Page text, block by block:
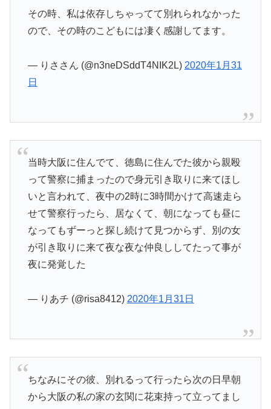
その時、私は依存しちゃってて別れられなかった
ので、その時のこどもには凄く感謝してます。
— りささん (@n3neDSddT4NIK2L) 2020年1月31
日
当時大阪に住んでて、徳島に住んでた彼から親殴
って警察に捕まったので身元引き取りに来てほし
いと言われて、夜中の2時に3時間かけて高速走ら
せて警察行ったら、居なくて、朝になっても昼に
なってもずーっと探し続けて見つからず、別の女
が引き取りに来て夜な夜な仲良ししてたって事が
夜に発覚した
— りあチ (@risa8412) 2020年1月31日
ちなみにその彼、別れるって行ったら次の日早朝
から大阪の私の家の玄関に花束持って立ってまし